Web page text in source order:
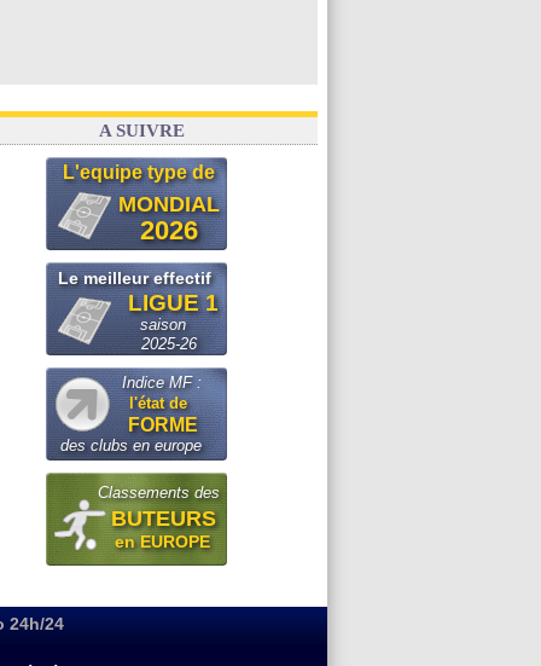
A SUIVRE
L'equipe type de
MONDIAL
2026
Le meilleur effectif
LIGUE 1
saison
2025-26
Indice MF :
l'état de
FORME
des clubs en europe
Classements des
BUTEURS
en EUROPE
24h/24